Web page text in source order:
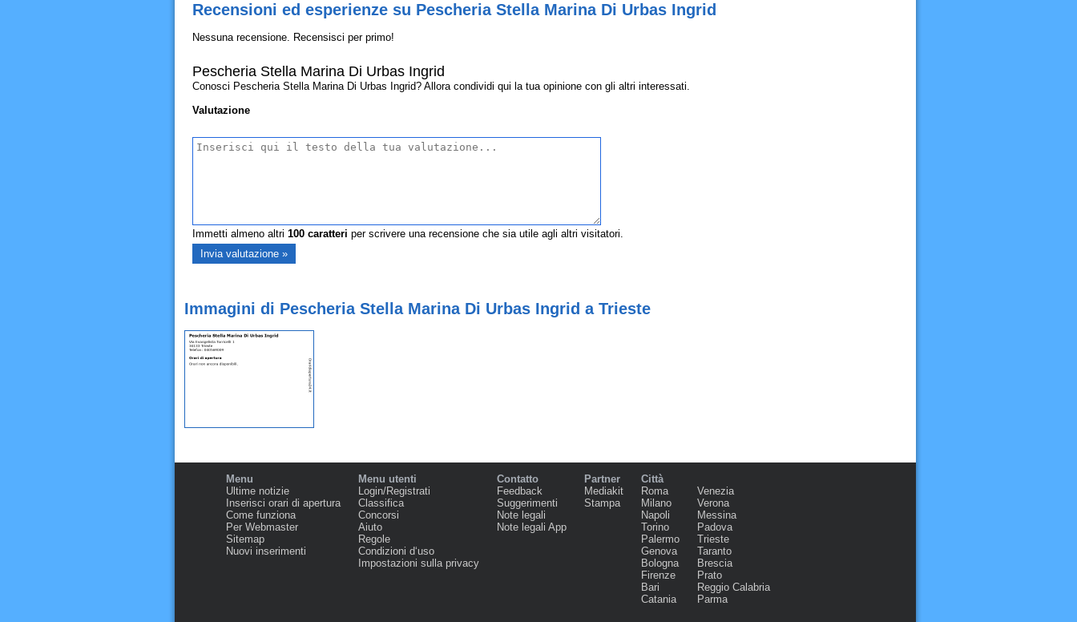
Recensioni ed esperienze su Pescheria Stella Marina Di Urbas Ingrid
Nessuna recensione. Recensisci per primo!
Pescheria Stella Marina Di Urbas Ingrid
Conosci Pescheria Stella Marina Di Urbas Ingrid? Allora condividi qui la tua opinione con gli altri interessati.
Valutazione
Immetti almeno altri 100caratteri per scrivere una recensione che sia utile agli altri visitatori.
Immagini di Pescheria Stella Marina Di Urbas Ingrid a Trieste
Menu
Ultime notizie
Inserisci orari di apertura
Come funziona
Per Webmaster
Sitemap
Nuovi inserimenti
Menu utenti
Login/Registrati
Classifica
Concorsi
Aiuto
Regole
Condizioni d‘uso
Impostazioni sulla privacy
Contatto
Feedback
Suggerimenti
Note legali
Note legali App
Partner
Mediakit
Stampa
Città
Roma
Milano
Napoli
Torino
Palermo
Genova
Bologna
Firenze
Bari
Catania
Venezia
Verona
Messina
Padova
Trieste
Taranto
Brescia
Prato
Reggio Calabria
Parma